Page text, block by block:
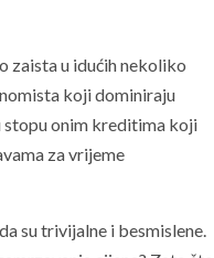
zaista u idućih nekoliko
koji dominiraju
stopu onim kreditima koji
za vrijeme
su trivijalne i besmislene.